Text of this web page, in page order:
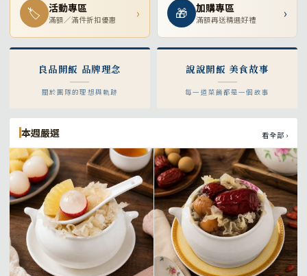
🏷 活動專區
滿額／滿件折扣優惠 › 🎁 加購專區
滿額再送精選好禮 ›
良品開飯 品牌理念
關於團隊的理想與軌跡
說說開飯 美食故事
每一道菜餚都是一個故事
本週嚴選 看全部 ›